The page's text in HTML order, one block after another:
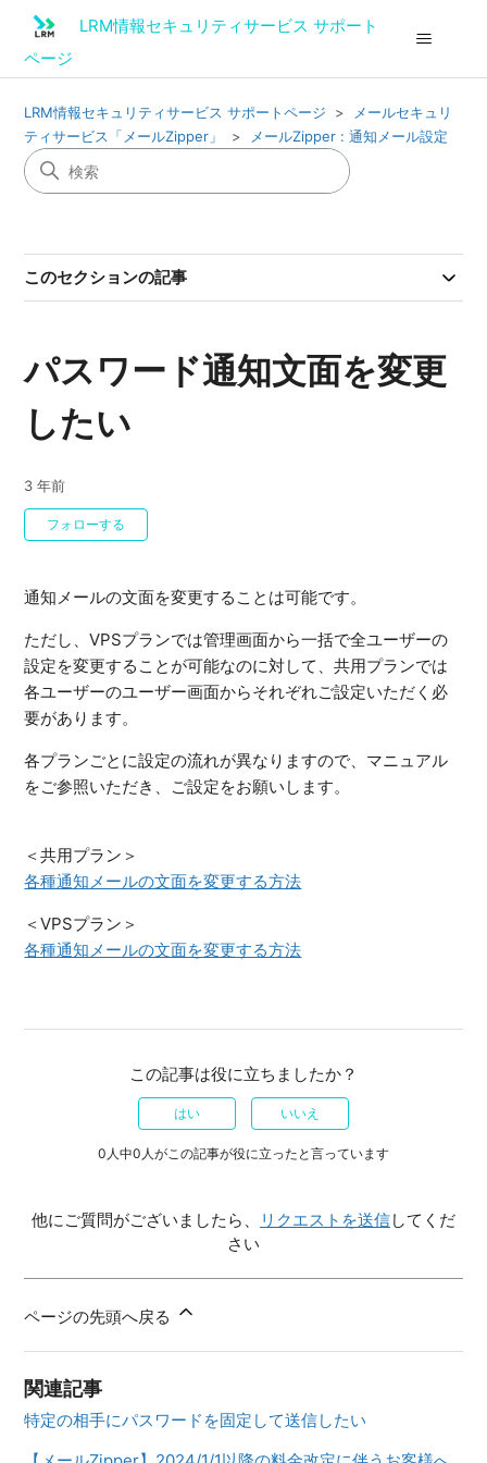
LRM情報セキュリティサービス サポート
ページ
LRM情報セキュリティサービス サポートページ
メールセキュリ
ティサービス「メールZipper」
メールZipper : 通知メール設定
このセクションの記事
パスワード通知文面を変更
したい
3 年前
フォローする
通知メールの文面を変更することは可能です。
ただし、VPSプランでは管理画面から一括で全ユーザーの
設定を変更することが可能なのに対して、共用プランでは
各ユーザーのユーザー画面からそれぞれご設定いただく必
要があります。
各プランごとに設定の流れが異なりますので、マニュアル
をご参照いただき、ご設定をお願いします。
＜共用プラン＞
各種通知メールの文面を変更する方法
＜VPSプラン＞
各種通知メールの文面を変更する方法
この記事は役に立ちましたか？
はい いいえ
0人中0人がこの記事が役に立ったと言っています
他にご質問がございましたら、 リクエストを送信してくだ
さい
ページの先頭へ戻る
関連記事
特定の相手にパスワードを固定して送信したい